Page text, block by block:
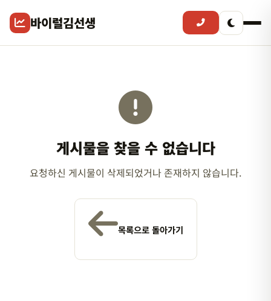
바이럴김선생
게시물을 찾을 수 없습니다
요청하신 게시물이 삭제되었거나 존재하지 않습니다.
목록으로 돌아가기